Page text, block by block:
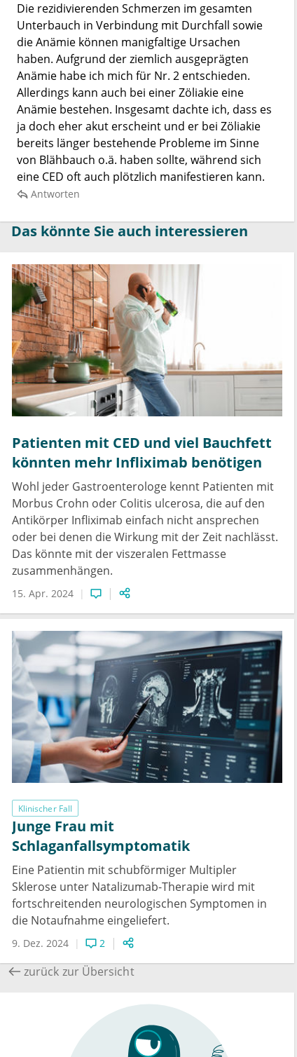
Die rezidivierenden Schmerzen im gesamten
Unterbauch in Verbindung mit Durchfall sowie
die Anämie können manigfaltige Ursachen
haben. Aufgrund der ziemlich ausgeprägten
Anämie habe ich mich für Nr. 2 entschieden.
Allerdings kann auch bei einer Zöliakie eine
Anämie bestehen. Insgesamt dachte ich, dass es
ja doch eher akut erscheint und er bei Zöliakie
bereits länger bestehende Probleme im Sinne
von Blähbauch o.ä. haben sollte, während sich
eine CED oft auch plötzlich manifestieren kann.
Antworten
Das könnte Sie auch interessieren
Patienten mit CED und viel Bauchfett
könnten mehr Infliximab benötigen
Wohl jeder Gastroenterologe kennt Patienten mit
Morbus Crohn oder Colitis ulcerosa, die auf den
Antikörper Infliximab einfach nicht ansprechen
oder bei denen die Wirkung mit der Zeit nachlässt.
Das könnte mit der viszeralen Fettmasse
zusammenhängen.
15. Apr. 2024
Klinischer Fall
Junge Frau mit
Schlaganfallsymptomatik
Eine Patientin mit schubförmiger Multipler
Sklerose unter Natalizumab-Therapie wird mit
fortschreitenden neurologischen Symptomen in
die Notaufnahme eingeliefert.
9. Dez. 2024 2
zurück zur Übersicht